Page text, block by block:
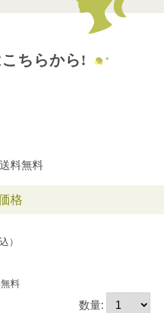
ちらから!
料無料
格
）
料
数量: